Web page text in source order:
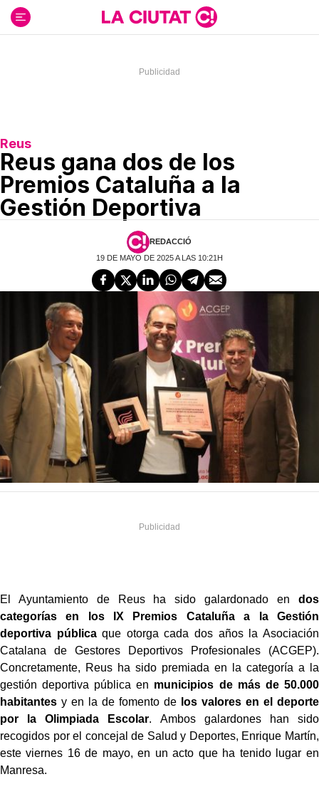
contenido
Reus
Reus gana dos de los
Premios Cataluña a la
Gestión Deportiva
REDACCIÓ
19 DE MAYO DE 2025 A LAS 10:21H
El Ayuntamiento de Reus ha sido galardonado en dos
categorías en los IX Premios Cataluña a la Gestión
deportiva públicaque otorga cada dos años la Asociación
Catalana de Gestores Deportivos Profesionales (ACGEP).
Concretamente, Reus ha sido premiada en la categoría a la
gestión deportiva pública en municipios de más de 50.000
habitantes y en la de fomento de los valores en el deporte
por la Olimpiada Escolar. Ambos galardones han sido
recogidos por el concejal de Salud y Deportes, Enrique Martín,
este viernes 16 de mayo, en un acto que ha tenido lugar en
Manresa.